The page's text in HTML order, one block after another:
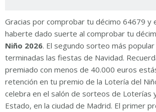
Gracias por comprobar tu décimo 64679 y
haberte dado suerte al comprobar tu
Niño 2026. El segundo sorteo más
terminadas las fiestas de Navidad.
premiado con menos de 40.000 euros
retención en tu premio de la Lotería del
celebra en el salón de sorteos de Loterías
Estado, en la ciudad de Madrid. El primer